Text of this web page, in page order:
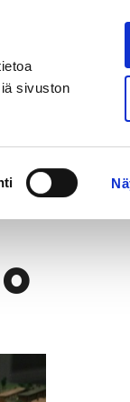
sivuston